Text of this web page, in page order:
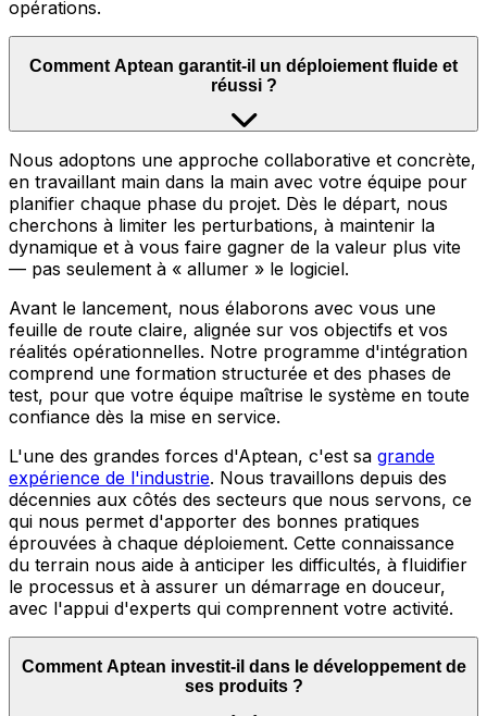
opérations.
Comment Aptean garantit-il un déploiement fluide et
réussi ?
Nous adoptons une approche collaborative et concrète,
en travaillant main dans la main avec votre équipe pour
planifier chaque phase du projet. Dès le départ, nous
cherchons à limiter les perturbations, à maintenir la
dynamique et à vous faire gagner de la valeur plus vite
— pas seulement à « allumer » le logiciel.
Avant le lancement, nous élaborons avec vous une
feuille de route claire, alignée sur vos objectifs et vos
réalités opérationnelles. Notre programme d'intégration
comprend une formation structurée et des phases de
test, pour que votre équipe maîtrise le système en toute
confiance dès la mise en service.
L'une des grandes forces d'Aptean, c'est sa grande
expérience de l'industrie. Nous travaillons depuis des
décennies aux côtés des secteurs que nous servons, ce
qui nous permet d'apporter des bonnes pratiques
éprouvées à chaque déploiement. Cette connaissance
du terrain nous aide à anticiper les difficultés, à fluidifier
le processus et à assurer un démarrage en douceur,
avec l'appui d'experts qui comprennent votre activité.
Comment Aptean investit-il dans le développement de
ses produits ?